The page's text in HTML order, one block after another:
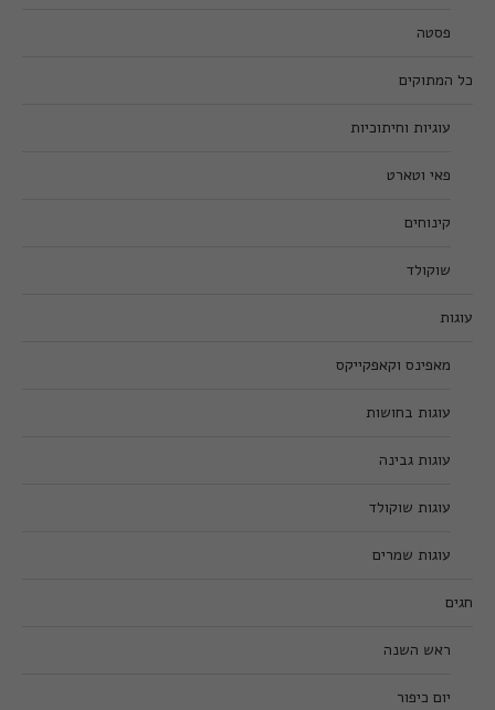
פסטה
כל המתוקים
עוגיות וחיתוכיות
פאי וטארט
קינוחים
שוקולד
עוגות
מאפינס וקאפקייקס
עוגות בחושות
עוגות גבינה
עוגות שוקולד
עוגות שמרים
חגים
ראש השנה
יום כיפור